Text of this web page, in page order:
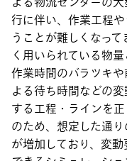
行に伴い、作業工程
うことが難しくなっ
く用いられている物
作業時間のバラツキ
よる待ち時間などの
する工程・ラインを
のため、想定した通
が増加しており、変